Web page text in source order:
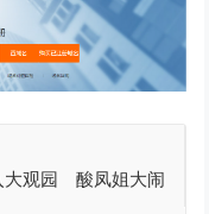
大观园 酸凤姐大闹